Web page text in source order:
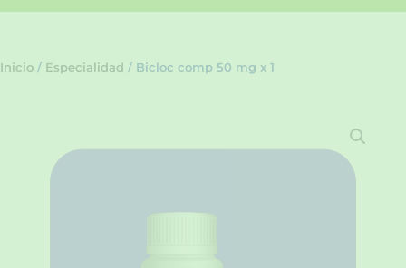
Inicio / Especialidad / Bicloc comp 50 mg x 1